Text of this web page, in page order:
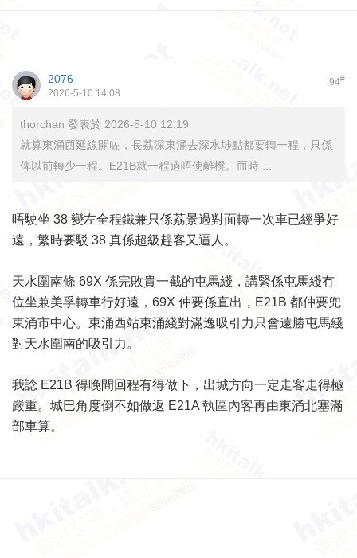
94#
2076
2026-5-10 14:08
thorchan 發表於 2026-5-10 12:19
就算東涌西延線開咗，長荔深東涌去深水埗點都要轉一程，只係
俾以前轉少一程。E21B就一程過唔使離櫈。而時 ...
唔駛坐 38 變左全程鐵兼只係荔景過對面轉一次車已經爭好
遠，繁時要駁 38 真係超級趕客又逼人。
天水圍南條 69X 係完敗貴一截的屯馬綫，講緊係屯馬綫冇
位坐兼美孚轉車行好遠，69X 仲要係直出，E21B 都仲要兜
東涌市中心。東涌西站東涌綫對滿逸吸引力只會遠勝屯馬綫
對天水圍南的吸引力。
我諗 E21B 得晚間回程有得做下，出城方向一定走客走得極
嚴重。城巴角度倒不如做返 E21A 執區內客再由東涌北塞滿
部車算。